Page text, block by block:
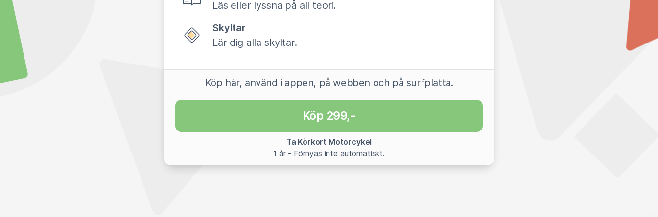
Läs eller lyssna på all teori.
Skyltar
Lär dig alla skyltar.
Köp här, använd i appen, på webben och på surfplatta.
Köp 299,-
Ta Körkort Motorcykel
1 år - Förnyas inte automatiskt.